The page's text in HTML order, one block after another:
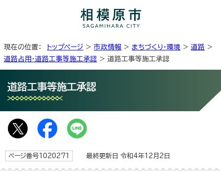
現在の位置： トップページ > 市政情報 > まちづくり・環境 > 道路 >
道路占用・道路工事等施工承認 > 道路工事等施工承認
道路工事等施工承認
ページ番号1020271 最終更新日 令和4年12月2日